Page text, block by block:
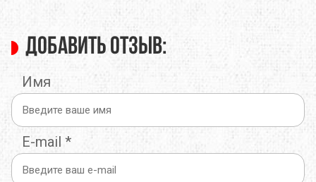
Добавить отзыв:
Имя
E-mail *